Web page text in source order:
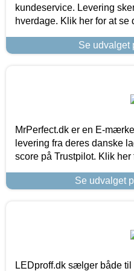
kundeservice. Levering
hverdage. Klik her for at se
Se udvalget
MrPerfect.dk er en E-
levering fra deres danske
score på Trustpilot. Klik
Se udvalget
LEDproff.dk sælger både